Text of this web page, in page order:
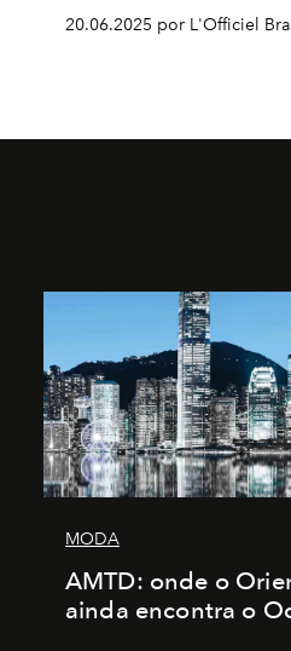
20.06.2025 por L'Officiel
MODA
AMTD: onde o
ainda encontra o